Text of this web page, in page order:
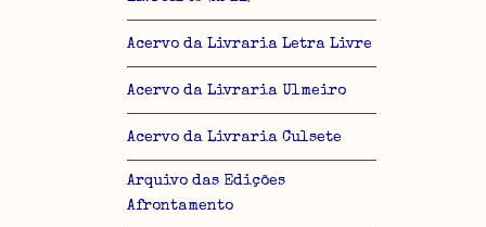
Acervo da Livraria Letra Livre
Acervo da Livraria Ulmeiro
Acervo da Livraria Culsete
Arquivo das Edições
Afrontamento